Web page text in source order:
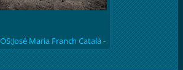
Maria Franch Català -